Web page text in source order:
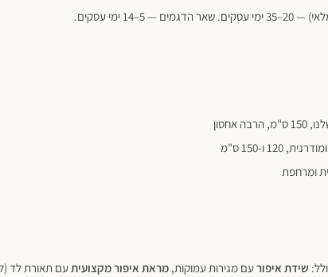
5–14 ימי עסקים.
אחסון
120 ו-150 ס"מ
ומרחפת
שידת איפורעם מגירות עמוקות, מראת איפור מקצועיתעם תאורת לד